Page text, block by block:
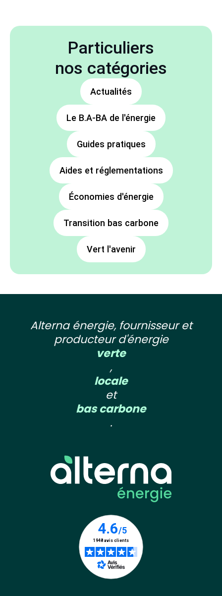
Particuliers
nos catégories
Actualités
Le B.A-BA de l'énergie
Guides pratiques
Aides et réglementations
Économies d'énergie
Transition bas carbone
Vert l'avenir
Alterna énergie, fournisseur et
producteur d'énergie
verte
,
locale
et
bas carbone
.